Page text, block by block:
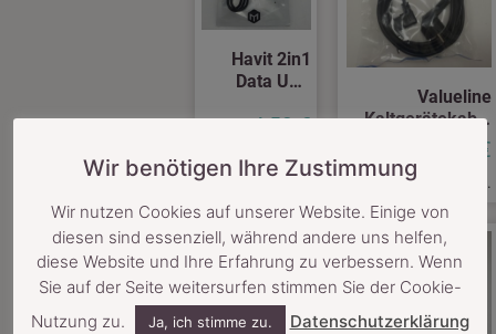
Havit 2in1
Data USB
4,50€
Inkl. MwSt.
Valueline
Kaltgerätekabel
VLEP10020B30
3m
€
Inkl. MwSt.
Wir benötigen Ihre Zustimmung
Wir nutzen Cookies auf unserer Website. Einige von
diesen sind essenziell, während andere uns helfen,
diese Website und Ihre Erfahrung zu verbessern. Wenn
Sie auf der Seite weitersurfen stimmen Sie der Cookie-
Nutzung zu.
Ja, ich stimme zu. Datenschutzerklärung